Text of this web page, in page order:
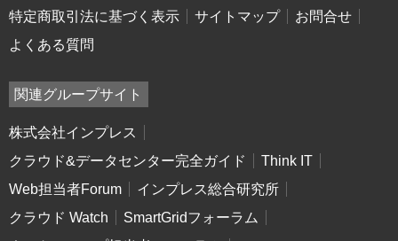
特定商取引法に基づく表示
サイトマップ
お問合せ
よくある質問
関連グループサイト
株式会社インプレス
クラウド&データセンター完全ガイド
Think IT
Web担当者Forum
インプレス総合研究所
クラウド Watch
SmartGridフォーラム